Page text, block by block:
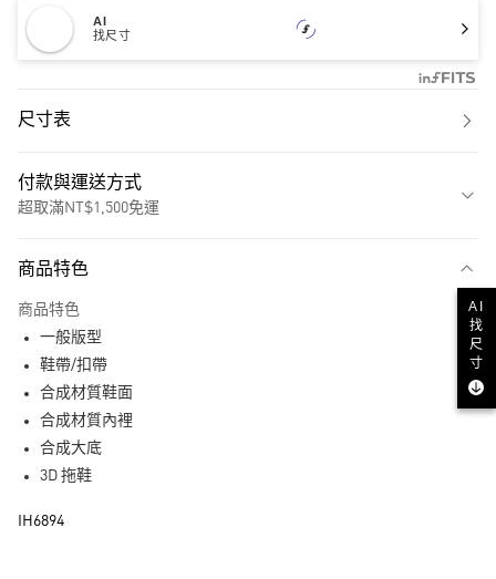
AI
找尺寸
尺寸表
付款與運送方式
超取滿NT$1,500免運
LINE Pay
每筆NT$80，滿NT$1,500(含以上)免運費
商品特色
商品特色
一般版型
鞋帶/扣帶
合成材質鞋面
合成材質內裡
合成大底
3D 拖鞋
IH6894
AI
找
尺
寸